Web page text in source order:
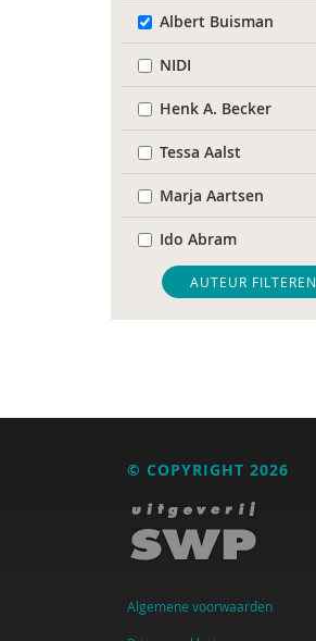
Albert Buisman
NIDI
Henk A. Becker
Tessa Aalst
Marja Aartsen
Ido Abram
Kanta Adhin
Cees Al
Monika Altenreiter
Janneke Ariaans
Henri Audier
AUTEUR FILTEREN
© COPYRIGHT 2026
Algemene voorwaarden